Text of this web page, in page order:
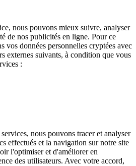
nous pouvons mieux suivre, analyser
de nos publicités en ligne. Pour ce
vos données personnelles cryptées avec
externes suivants, à condition que vous
:
nous pouvons tracer et analyser
effectués et la navigation sur notre site
l'optimiser et d'améliorer en
des utilisateurs. Avec votre accord,